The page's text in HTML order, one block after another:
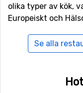
avslutas sedan i
olika typer av kök,
Europeiskt och
Se alla